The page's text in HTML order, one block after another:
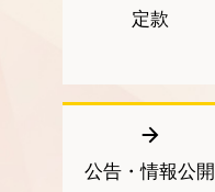
定款
公告・情報公開